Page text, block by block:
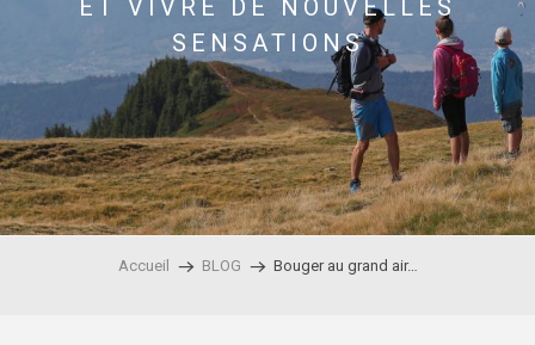
ET VIVRE DE NOUVELLES
SENSATIONS
Accueil BLOG Bouger au grand air…